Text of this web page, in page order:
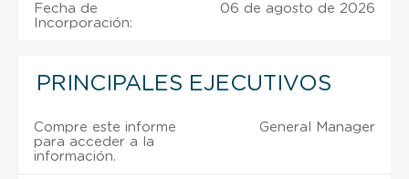
Fecha de
Incorporación:
06 de agosto de 2026
PRINCIPALES EJECUTIVOS
Compre este informe
para acceder a la
información.
General Manager